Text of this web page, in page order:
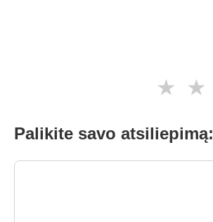
★ ★
Palikite savo atsiliepimą: